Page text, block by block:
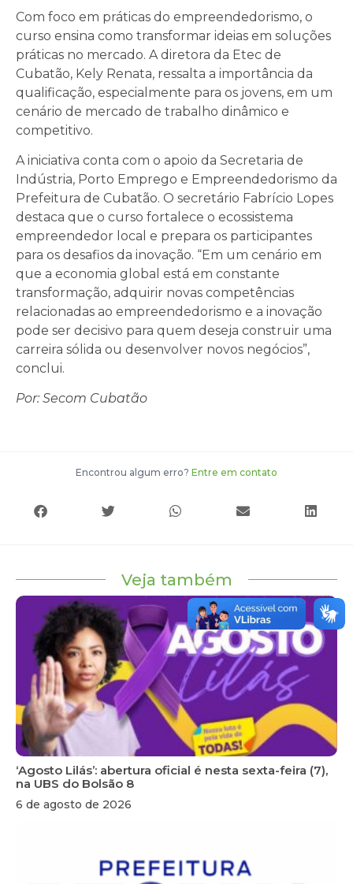
Com foco em práticas do empreendedorismo, o
curso ensina como transformar ideias em soluções
práticas no mercado. A diretora da Etec de
Cubatão, Kely Renata, ressalta a importância da
qualificação, especialmente para os jovens, em um
cenário de mercado de trabalho dinâmico e
competitivo.
A iniciativa conta com o apoio da Secretaria de
Indústria, Porto Emprego e Empreendedorismo da
Prefeitura de Cubatão. O secretário Fabrício Lopes
destaca que o curso fortalece o ecossistema
empreendedor local e prepara os participantes
para os desafios da inovação. “Em um cenário em
que a economia global está em constante
transformação, adquirir novas competências
relacionadas ao empreendedorismo e a inovação
pode ser decisivo para quem deseja construir uma
carreira sólida ou desenvolver novos negócios”,
conclui.
Por: Secom Cubatão
Encontrou algum erro? Entre em contato
Veja também
‘Agosto Lilás’: abertura oficial é nesta sexta-feira (7),
na UBS do Bolsão 8
6 de agosto de 2026